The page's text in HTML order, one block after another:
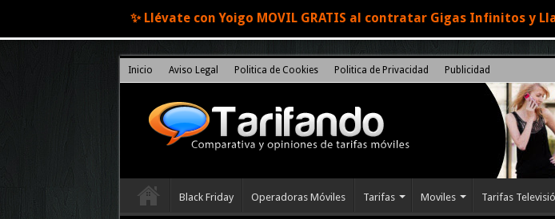
Inicio Aviso Legal Politica de Cookies Politica de Privacidad Publicidad
Black Friday Operadoras Móviles Tarifas Moviles Tarifas
✨ Llévate con Yoigo MOVIL GRATIS al contratar Gigas Infinitos y